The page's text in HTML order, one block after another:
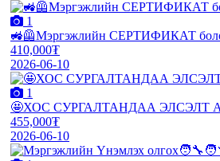
1
🚜🦺Мэргэжлийн СЕРТИФИКАТ
410,000₮
2026-06-10
1
🤩ХОС СУРГАЛТАНДАА ЭЛСЭЛТ АВЧ
455,000₮
2026-06-10